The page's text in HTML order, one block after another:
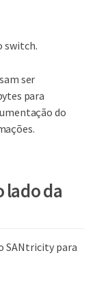
switch.
ser
para
do
lado da
SANtricity para